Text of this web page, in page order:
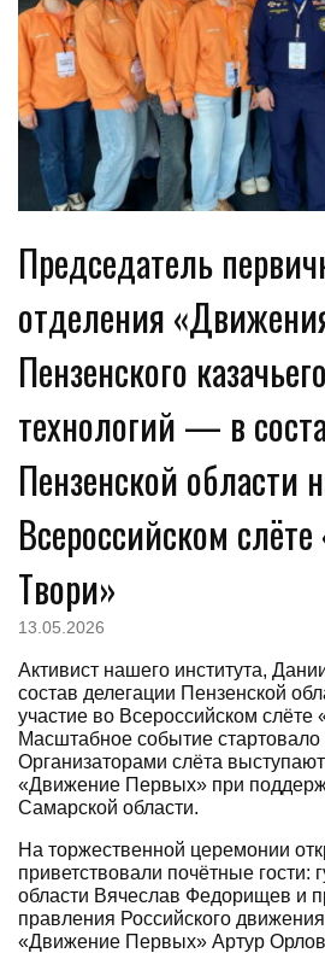
Председатель
отделения
Пензенского
технологий — в
Пензенской области
Всероссийском слёте
Твори»
13.05.2026
Активист нашего института,
состав делегации Пензенской
участие во Всероссийском слёте
Масштабное событие
Организаторами слёта
«Движение Первых» при
Самарской области.
На торжественной церемонии
приветствовали почётные гости:
области Вячеслав Федорищев и
правления Российского
«Движение Первых» Артур